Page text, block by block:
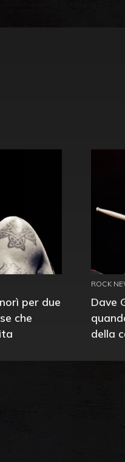
per due
che
ROCK
Dave
della